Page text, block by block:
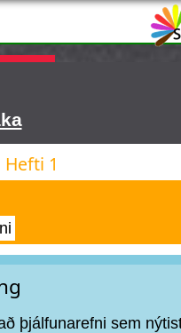
main
1
þjálfunarefni sem